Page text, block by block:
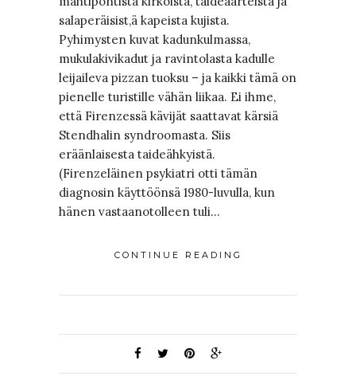
salaperäisist,ä kapeista kujista.
Pyhimysten kuvat kadunkulmassa,
mukulakivikadut ja ravintolasta kadulle
leijaileva pizzan tuoksu – ja kaikki tämä on
pienelle turistille vähän liikaa. Ei ihme,
että Firenzessä kävijät saattavat kärsiä
Stendhalin syndroomasta. Siis
eräänlaisesta taideähkyistä.
(Firenzeläinen psykiatri otti tämän
diagnosin käyttöönsä 1980-luvulla, kun
hänen vastaanotolleen tuli…
CONTINUE READING